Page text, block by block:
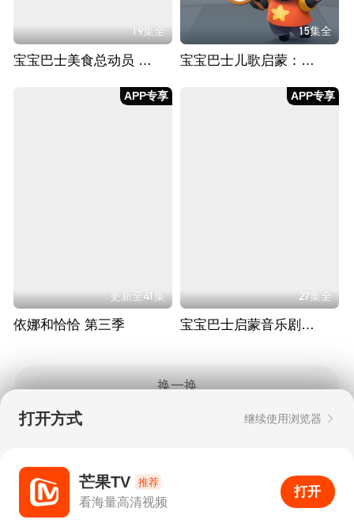
19集全
宝宝巴士美食总动员 第一季
15集全
宝宝巴士儿歌启蒙：儿童身体保护
APP专享
更新至41集
依娜和恰恰 第三季
APP专享
27集全
宝宝巴士启蒙音乐剧之百变奇妙家族
换一换
95
打开APP
打开方式 继续使用浏览器
芒果TV 推荐
看海量高清视频
打开